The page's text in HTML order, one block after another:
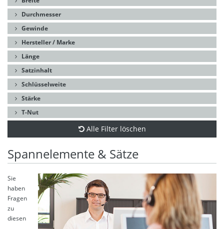
Durchmesser
Gewinde
Hersteller / Marke
Länge
Satzinhalt
Schlüsselweite
Stärke
T-Nut
Alle Filter löschen
Spannelemente & Sätze
Sie
haben
Fragen
zu
diesen